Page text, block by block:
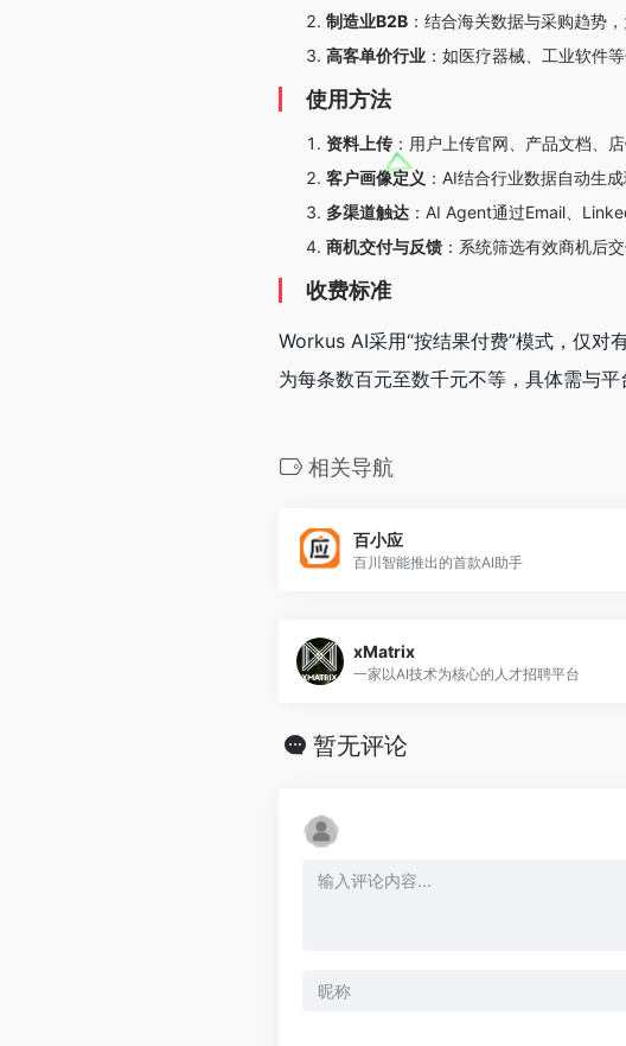
制造业B2B ：结合海关数据与采购趋势
高客单价行业 ：如医疗器械、工业软件
使用方法
资料上传 ：用户上传官网、产品文档、
客户画像定义 ：AI结合行业数据自动生
多渠道触达 ：AI Agent通过Email、
商机交付与反馈 ：系统筛选有效商机后
收费标准
Workus AI采用“按结果付费”模式，仅对
为每条数百元至数千元不等，具体需与平
相关导航
百小应
百川智能推出的首款AI助手
xMatrix
一家以AI技术为核心的人才招聘平台
暂无评论